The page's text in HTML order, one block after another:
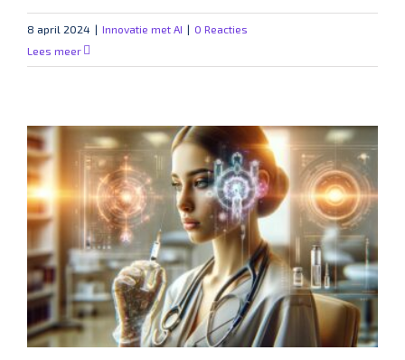
8 april 2024 | Innovatie met AI | 0 Reacties
Lees meer